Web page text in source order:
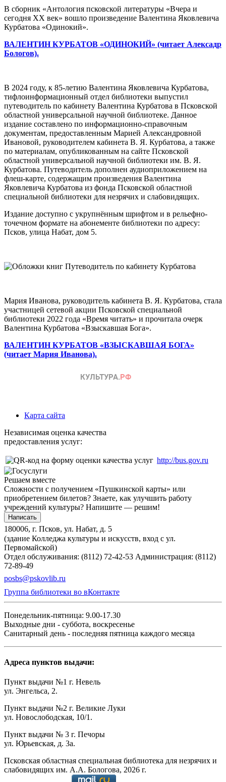
В сборник «Антология псковской литературы «Вчера и
сегодня XX век» вошло произведение Валентина Яковлевича
Курбатова «Одинокий».
ВАЛЕНТИН КУРБАТОВ «ОДИНОКИЙ» (читает Алексадр
Бологов).
В 2024 году, к 85-летию Валентина Яковлевича Курбатова,
тифлоинформационный отдел библиотеки выпустил
путеводитель по кабинету Валентина Курбатова в Псковской
областной универсальной научной библиотеке. Данное
издание составлено по информационно-справочным
документам, предоставленным Марией Александровной
Ивановой, руководителем кабинета В. Я. Курбатова, а также
по материалам, опубликованным на сайте Псковской
областной универсальной научной библиотеки им. В. Я.
Курбатова. Путеводитель дополнен аудиоприложением на
флеш-карте, содержащим произведения Валентина
Яковлевича Курбатова из фонда Псковской областной
специальной библиотеки для незрячих и слабовидящих.
Издание доступно с укрупнённым шрифтом и в рельефно-
точечном формате на абонементе библиотеки по адресу:
Псков, улица Набат, дом 5.
Мария Иванова, руководитель кабинета В. Я. Курбатова, стала
участницей сетевой акции Псковской специальной
библиотеки 2022 года «Время читать» и прочитала очерк
Валентина Курбатова «Взыскавшая Бога».
ВАЛЕНТИН КУРБАТОВ «ВЗЫСКАВШАЯ БОГА»
(читает Мария Иванова).
Карта сайта
Независимая оценка качества
предоставления услуг:
http://bus.gov.ru
Решаем вместе
Сложности с получением «Пушкинской карты» или
приобретением билетов? Знаете, как улучшить работу
учреждений культуры? Напишите — решим!
Написать
180006, г. Псков, ул. Набат, д. 5
(здание Колледжа культуры и искусств, вход с ул.
Первомайской)
Отдел обслуживания: (8112) 72-42-53 Администрация: (8112)
72-89-49
posbs@pskovlib.ru
Группа библиотеки во вКонтакте
Понедельник-пятница: 9.00-17.30
Выходные дни - суббота, воскресенье
Санитарный день - последняя пятница каждого месяца
Адреса пунктов выдачи:
Пункт выдачи №1 г. Невель
ул. Энгельса, 2.
Пункт выдачи №2 г. Великие Луки
ул. Новослободская, 10/1.
Пункт выдачи № 3 г. Печоры
ул. Юрьевская, д. 3а.
Псковская областная специальная библиотека для незрячих и
слабовидящих им. А.А. Бологова, 2026 г.